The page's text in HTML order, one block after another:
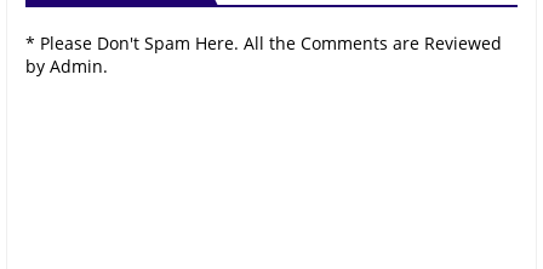
* Please Don't Spam Here. All the Comments are Reviewed
by Admin.